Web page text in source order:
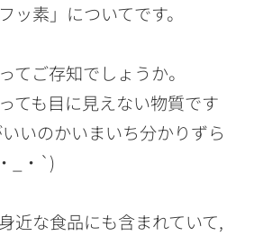
ッ素」についてです。
てご存知でしょうか。
ても目に見えない物質です
いのかいまいち分かりずら
_・`)
近な食品にも含まれていて,